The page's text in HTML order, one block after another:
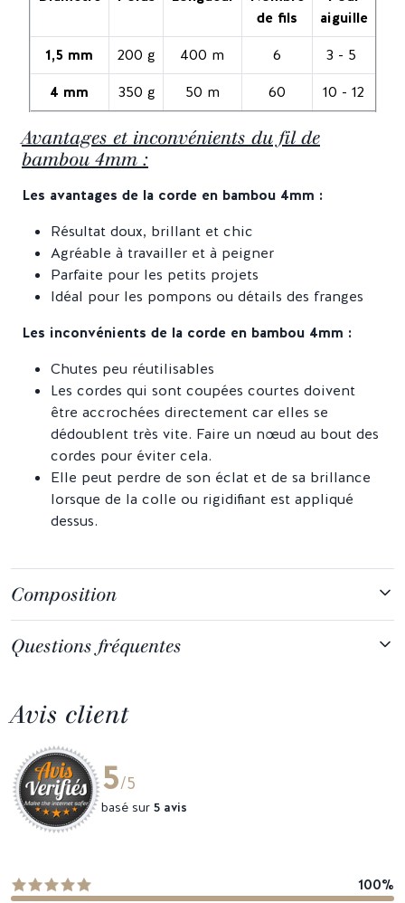
de fils
aiguille
1,5 mm
200 g 400 m 6
3 - 5
4 mm
350 g 50 m 60 10 - 12
Avantages et inconvénients du fil de
bambou 4mm :
Les avantages de la corde en bambou 4mm :
Résultat doux, brillant et chic
Agréable à travailler et à peigner
Parfaite pour les petits projets
Idéal pour les pompons ou détails des franges
Les inconvénients de la corde en bambou 4mm :
Chutes peu réutilisables
Les cordes qui sont coupées courtes doivent
être accrochées directement car elles se
dédoublent très vite. Faire un nœud au bout des
cordes pour éviter cela.
Elle peut perdre de son éclat et de sa brillance
lorsque de la colle ou rigidifiant est appliqué
dessus.
Composition
Questions fréquentes
Avis client
5/5
basé sur 5 avis
100%